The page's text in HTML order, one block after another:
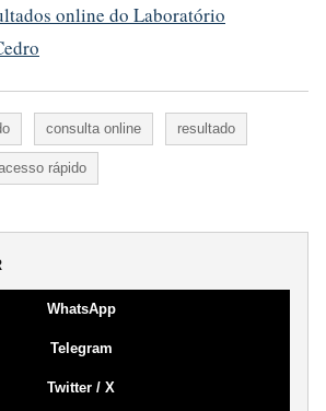
online do Laboratório
consulta online resultado
rápido
WhatsApp
Telegram
Twitter / X